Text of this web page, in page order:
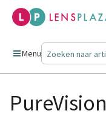
Menu
PureVision